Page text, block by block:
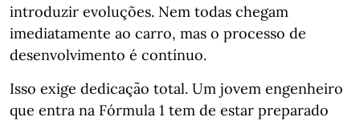
introduzir evoluções. Nem todas chegam
imediatamente ao carro, mas o processo de
desenvolvimento é contínuo.
Isso exige dedicação total. Um jovem engenheiro
que entra na Fórmula 1 tem de estar preparado